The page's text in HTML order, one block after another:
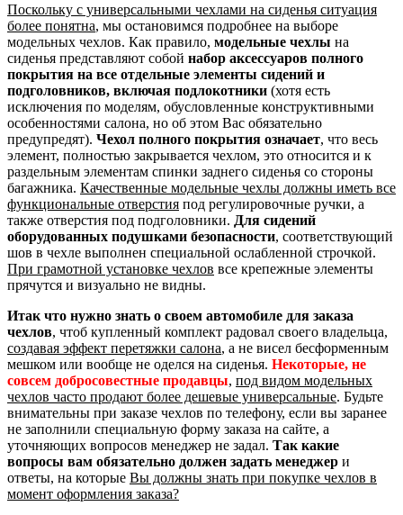
Поскольку с универсальными чехлами на сиденья ситуация
более понятна, мы остановимся подробнее на выборе
модельных чехлов. Как правило, модельные чехлы на
сиденья представляют собой набор аксессуаров полного
покрытия на все отдельные элементы сидений и
подголовников, включая подлокотники (хотя есть
исключения по моделям, обусловленные конструктивными
особенностями салона, но об этом Вас обязательно
предупредят). Чехол полного покрытия означает, что весь
элемент, полностью закрывается чехлом, это относится и к
раздельным элементам спинки заднего сиденья со стороны
багажника. Качественные модельные чехлы должны иметь все
функциональные отверстия под регулировочные ручки, а
также отверстия под подголовники. Для сидений
оборудованных подушками безопасности, соответствующий
шов в чехле выполнен специальной ослабленной строчкой.
При грамотной установке чехлов все крепежные элементы
прячутся и визуально не видны.
Итак что нужно знать о своем автомобиле для заказа
чехлов, чтоб купленный комплект радовал своего владельца,
создавая эффект перетяжки салона, а не висел бесформенным
мешком или вообще не оделся на сиденья. Некоторые, не
совсем добросовестные продавцы, под видом модельных
чехлов часто продают более дешевые универсальные. Будьте
внимательны при заказе чехлов по телефону, если вы заранее
не заполнили специальную форму заказа на сайте, а
уточняющих вопросов менеджер не задал. Так какие
вопросы вам обязательно должен задать менеджер и
ответы, на которые Вы должны знать при покупке чехлов в
момент оформления заказа?